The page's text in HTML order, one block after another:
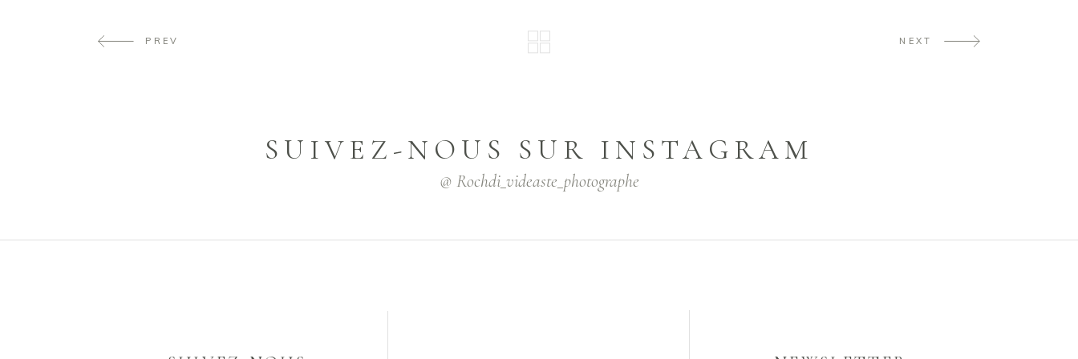
PREV NEXT
SUIVEZ-NOUS SUR INSTAGRAM
@ Rochdi_videaste_photographe